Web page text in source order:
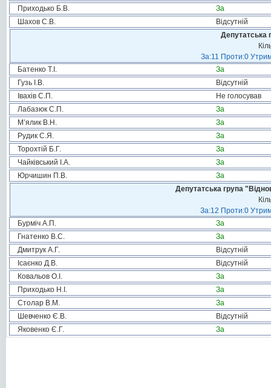
Приходько Б.В.
За
Шахов С.В.
Відсутній
Депутатська
За:11 Проти:0
Батенко Т.І.
За
Гузь І.В.
Відсутній
Івахів С.П.
Не голосував
Лабазюк С.П.
За
М’ялик В.Н.
За
Рудик С.Я.
За
Торохтій Б.Г.
За
Чайківський І.А.
За
Юрчишин П.В.
За
Депутатська група
За:12 Проти:0
Бурміч А.П.
За
Гнатенко В.С.
За
Дмитрук А.Г.
Відсутній
Ісаєнко Д.В.
Відсутній
Ковальов О.І.
За
Приходько Н.І.
За
Столар В.М.
За
Шевченко Є.В.
Відсутній
Яковенко Є.Г.
За